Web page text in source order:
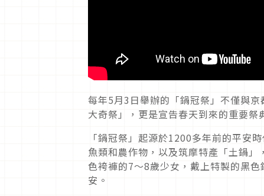
每年5月3日舉辦的「鍋冠祭」不僅與
大奇祭」，更是宣告春天到來的重要祭
「鍋冠祭」起源於1200多年前的平安
魚類和農作物，以及筑摩特產「土鍋
色袴褲的7～8歲少女，戴上特製的黑
安。